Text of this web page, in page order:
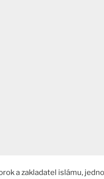
a zakladatel islámu,